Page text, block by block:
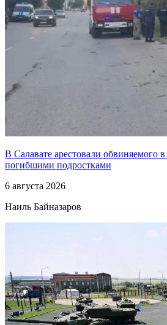
В Салавате арестовали обвиняемого
погибшими подростками
6 августа 2026
Наиль Байназаров